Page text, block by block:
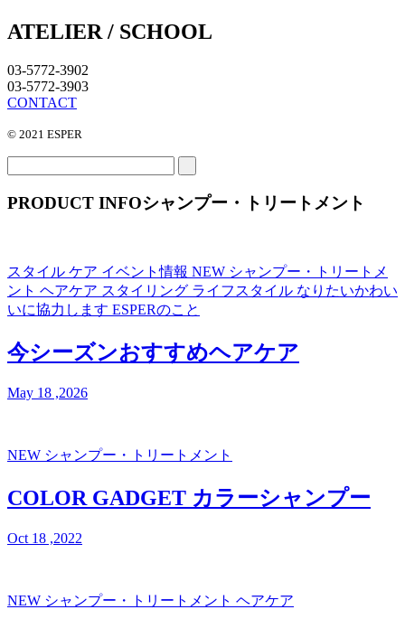
ATELIER / SCHOOL
03-5772-3902
03-5772-3903
CONTACT
© 2021 ESPER
PRODUCT INFOシャンプー・トリートメント
スタイル ケア イベント情報 NEW シャンプー・トリートメ
ント ヘアケア スタイリング ライフスタイル なりたいかわい
いに協力します ESPERのこと
今シーズンおすすめヘアケア
May 18 ,2026
NEW シャンプー・トリートメント
COLOR GADGET カラーシャンプー
Oct 18 ,2022
NEW シャンプー・トリートメント ヘアケア